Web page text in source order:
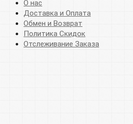
О нас
Доставка и Оплата
Обмен и Возврат
Политика Скидок
Отслеживание Заказа